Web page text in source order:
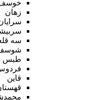
زهان
سه
طبس
قاین